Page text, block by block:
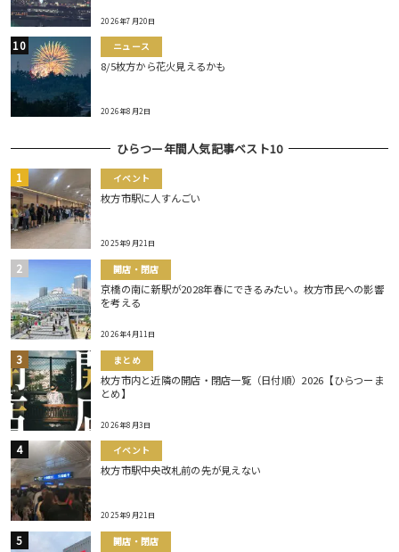
2026年7月20日
ニュース
8/5枚方から花火見えるかも
2026年8月2日
ひらつー年間人気記事ベスト10
イベント
枚方市駅に人すんごい
2025年9月21日
開店・閉店
京橋の南に新駅が2028年春にできるみたい。枚方市民への影響
を考える
2026年4月11日
まとめ
枚方市内と近隣の開店・閉店一覧（日付順）2026【ひらつーま
とめ】
2026年8月3日
イベント
枚方市駅中央改札前の先が見えない
2025年9月21日
開店・閉店